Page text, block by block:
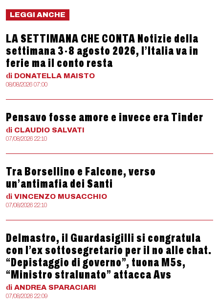
LEGGI ANCHE
LA SETTIMANA CHE CONTA Notizie della
settimana 3-8 agosto 2026, l’Italia va in
ferie ma il conto resta
di DONATELLA MAISTO
08/08/2026 07:00
Pensavo fosse amore e invece era Tinder
di CLAUDIO SALVATI
07/08/2026 22:10
Tra Borsellino e Falcone, verso
un’antimafia dei Santi
di VINCENZO MUSACCHIO
07/08/2026 22:10
Delmastro, il Guardasigilli si congratula
con l’ex sottosegretario per il no alle chat.
“Depistaggio di governo”, tuona M5s,
“Ministro stralunato” attacca Avs
di ANDREA SPARACIARI
07/08/2026 22:09